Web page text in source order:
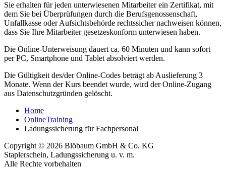
Sie erhalten für jeden unterwiesenen Mitarbeiter ein Zertifikat, mit
dem Sie bei Überprüfungen durch die Berufsgenossenschaft,
Unfallkasse oder Aufsichtsbehörde rechtssicher nachweisen können,
dass Sie Ihre Mitarbeiter gesetzeskonform unterwiesen haben.
Die Online-Unterweisung dauert ca. 60 Minuten und kann sofort
per PC, Smartphone und Tablet absolviert werden.
Die Gültigkeit des/der Online-Codes beträgt ab Auslieferung 3
Monate. Wenn der Kurs beendet wurde, wird der Online-Zugang
aus Datenschutzgründen gelöscht.
Home
OnlineTraining
Ladungssicherung für Fachpersonal
Copyright © 2026 Blöbaum GmbH & Co. KG
Staplerschein, Ladungssicherung u. v. m.
Alle Rechte vorbehalten